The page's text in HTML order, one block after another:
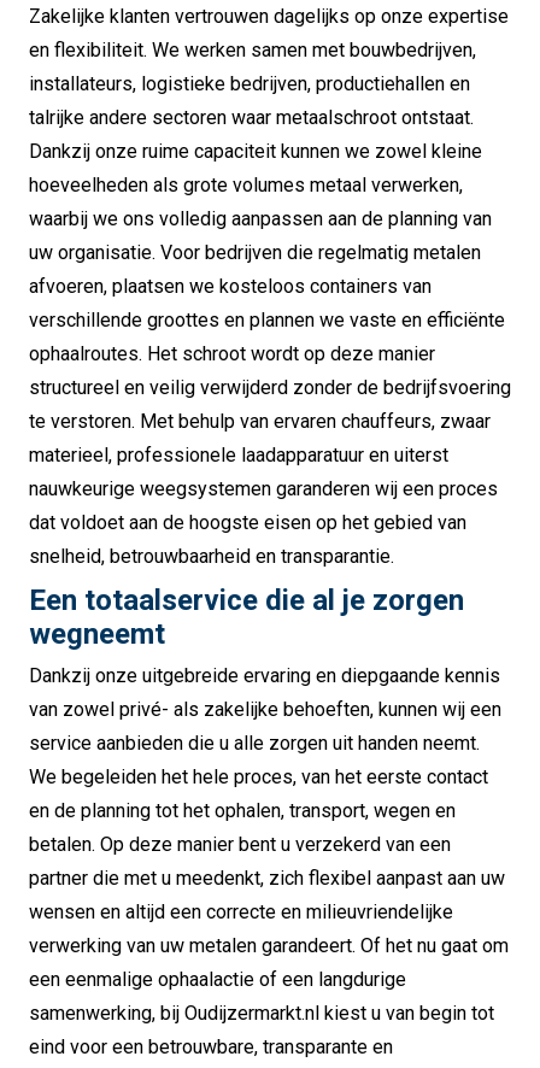
Zakelijke klanten vertrouwen dagelijks op onze expertise
en flexibiliteit. We werken samen met bouwbedrijven,
installateurs, logistieke bedrijven, productiehallen en
talrijke andere sectoren waar metaalschroot ontstaat.
Dankzij onze ruime capaciteit kunnen we zowel kleine
hoeveelheden als grote volumes metaal verwerken,
waarbij we ons volledig aanpassen aan de planning van
uw organisatie. Voor bedrijven die regelmatig metalen
afvoeren, plaatsen we kosteloos containers van
verschillende groottes en plannen we vaste en efficiënte
ophaalroutes. Het schroot wordt op deze manier
structureel en veilig verwijderd zonder de bedrijfsvoering
te verstoren. Met behulp van ervaren chauffeurs, zwaar
materieel, professionele laadapparatuur en uiterst
nauwkeurige weegsystemen garanderen wij een proces
dat voldoet aan de hoogste eisen op het gebied van
snelheid, betrouwbaarheid en transparantie.
Een totaalservice die al je zorgen
wegneemt
Dankzij onze uitgebreide ervaring en diepgaande kennis
van zowel privé- als zakelijke behoeften, kunnen wij een
service aanbieden die u alle zorgen uit handen neemt.
We begeleiden het hele proces, van het eerste contact
en de planning tot het ophalen, transport, wegen en
betalen. Op deze manier bent u verzekerd van een
partner die met u meedenkt, zich flexibel aanpast aan uw
wensen en altijd een correcte en milieuvriendelijke
verwerking van uw metalen garandeert. Of het nu gaat om
een eenmalige ophaalactie of een langdurige
samenwerking, bij Oudijzermarkt.nl kiest u van begin tot
eind voor een betrouwbare, transparante en